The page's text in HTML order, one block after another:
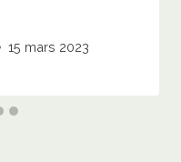
15 mars 2023